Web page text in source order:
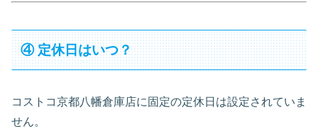
④ 定休日はいつ？
コストコ京都八幡倉庫店に固定の定休日は設定されていま
せん。